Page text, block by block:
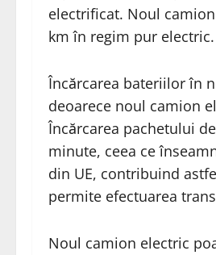
electrificat. Noul
km în regim pur electric.
Încărcarea bateriilor în
deoarece noul camion
Încărcarea pachetului
minute, ceea ce
din UE, contribuind
permite efectuarea
Noul camion electric